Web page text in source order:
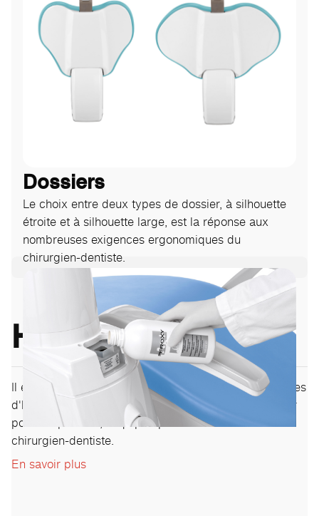
Dossiers
Le choix entre deux types de dossier, à silhouette
étroite et à silhouette large, est la réponse aux
nombreuses exigences ergonomiques du
chirurgien-dentiste.
Hygiène
Il est possible d'intégrer une large gamme de systèmes
d'hygiène afin de créer un environnement clinique sûr
pour les patients, l'équipe opérationnelle et le
chirurgien-dentiste.
En savoir plus